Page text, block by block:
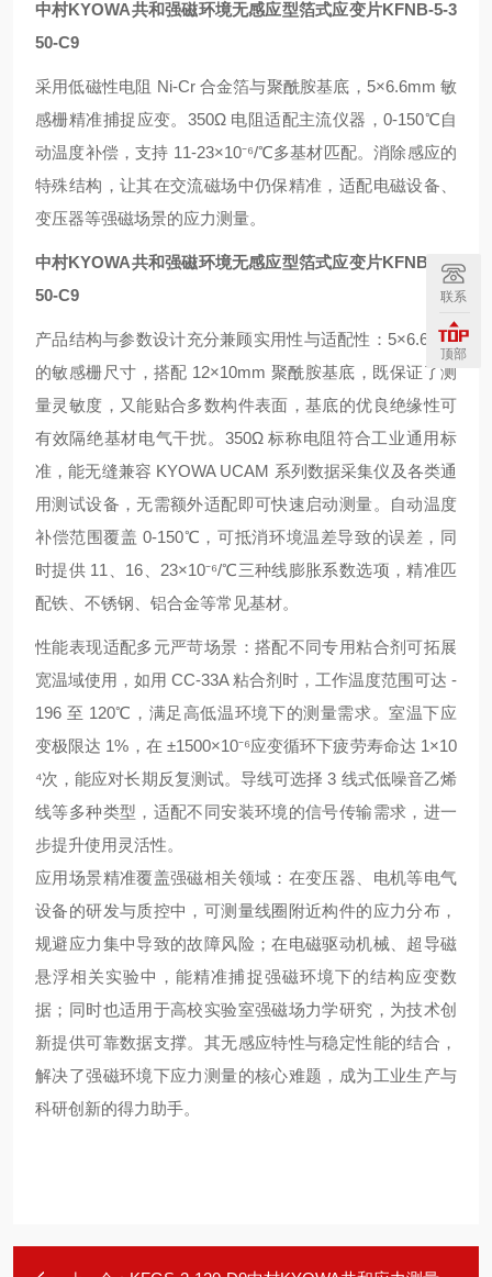
中村KYOWA共和强磁环境无感应型箔式应变片KFNB-5-3
50-C9
采用低磁性电阻 Ni-Cr 合金箔与聚酰胺基底，5×6.6mm 敏
感栅精准捕捉应变。350Ω 电阻适配主流仪器，0-150℃自
动温度补偿，支持 11-23×10⁻⁶/℃多基材匹配。消除感应的
特殊结构，让其在交流磁场中仍保精准，适配电磁设备、
变压器等强磁场景的应力测量。
中村KYOWA共和强磁环境无感应型箔式应变片KFNB-5-3
50-C9
产品结构与参数设计充分兼顾实用性与适配性：5×6.6mm
的敏感栅尺寸，搭配 12×10mm 聚酰胺基底，既保证了测
量灵敏度，又能贴合多数构件表面，基底的优良绝缘性可
有效隔绝基材电气干扰。350Ω 标称电阻符合工业通用标
准，能无缝兼容 KYOWA UCAM 系列数据采集仪及各类通
用测试设备，无需额外适配即可快速启动测量。自动温度
补偿范围覆盖 0-150℃，可抵消环境温差导致的误差，同
时提供 11、16、23×10⁻⁶/℃三种线膨胀系数选项，精准匹
配铁、不锈钢、铝合金等常见基材。
性能表现适配多元严苛场景：搭配不同专用粘合剂可拓展
宽温域使用，如用 CC-33A 粘合剂时，工作温度范围可达 -
196 至 120℃，满足高低温环境下的测量需求。室温下应
变极限达 1%，在 ±1500×10⁻⁶应变循环下疲劳寿命达 1×10
⁴次，能应对长期反复测试。导线可选择 3 线式低噪音乙烯
线等多种类型，适配不同安装环境的信号传输需求，进一
步提升使用灵活性。
应用场景精准覆盖强磁相关领域：在变压器、电机等电气
设备的研发与质控中，可测量线圈附近构件的应力分布，
规避应力集中导致的故障风险；在电磁驱动机械、超导磁
悬浮相关实验中，能精准捕捉强磁环境下的结构应变数
据；同时也适用于高校实验室强磁场力学研究，为技术创
新提供可靠数据支撑。其无感应特性与稳定性能的结合，
解决了强磁环境下应力测量的核心难题，成为工业生产与
科研创新的得力助手。
联系
顶部